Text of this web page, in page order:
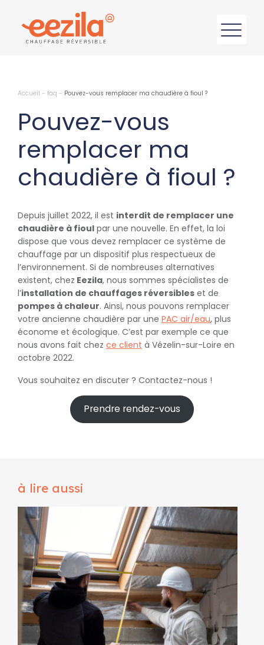
Accueil - faq - Pouvez-vous remplacer ma chaudière à fioul ?
Pouvez-vous
remplacer ma
chaudière à fioul ?
Depuis juillet 2022, il est interdit de remplacer une
chaudière à fioul par une nouvelle. En effet, la loi
dispose que vous devez remplacer ce système de
chauffage par un dispositif plus respectueux de
l’environnement. Si de nombreuses alternatives
existent, chez Eezila, nous sommes spécialistes de
l’installation de chauffages réversibles et de
pompes à chaleur. Ainsi, nous pouvons remplacer
votre ancienne chaudière par une PAC air/eau, plus
économe et écologique. C’est par exemple ce que
nous avons fait chez ce client à Vézelin-sur-Loire en
octobre 2022.
Vous souhaitez en discuter ? Contactez-nous !
Prendre rendez-vous
à lire aussi